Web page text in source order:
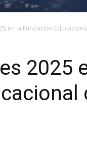
en la Fundación
2025